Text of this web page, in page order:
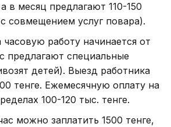
в месяц предлагают 110-150
совмещением услуг повара).
часовую работу начинается от
предлагают специальные
детей). Выезд работника
тенге. Ежемесячную оплату на
100-120 тыс. тенге.
можно заплатить 1500 тенге,